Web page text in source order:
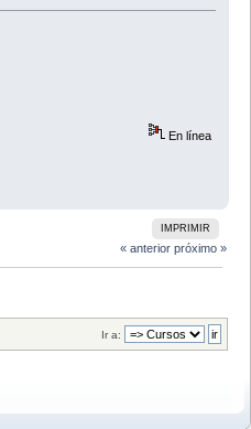
En línea
IMPRIMIR
« anterior próximo »
Ir a: